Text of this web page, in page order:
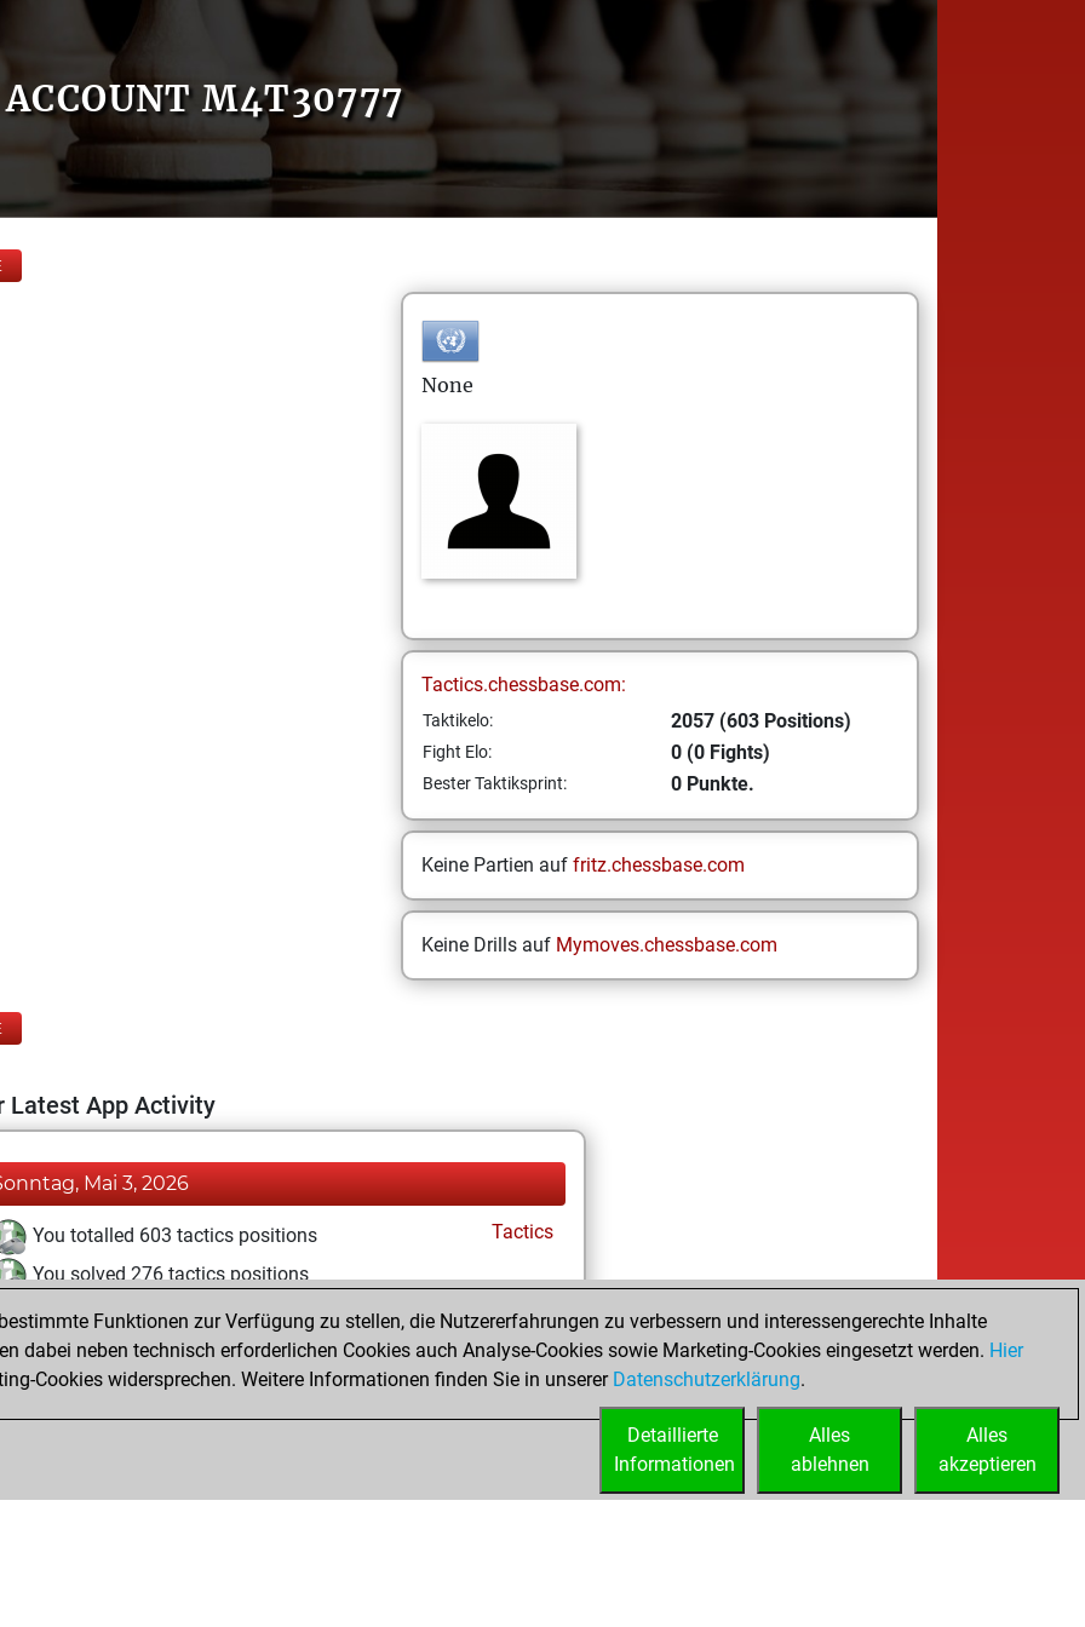
ACCOUNT M4T30777
None
Tactics.chessbase.com:
Taktikelo: 2057 (603 Positions)
Fight Elo: 0 (0 Fights)
Bester Taktiksprint: 0 Punkte.
Keine Partien auf fritz.chessbase.com
Keine Drills auf Mymoves.chessbase.com
Latest App Activity
Mai 3, 2026
You totalled 603 tactics positions
Tactics
You solved 276 tactics positions
You achieved an Elo of 2056 in tactics positions
Funktionen zur Verfügung zu stellen, die Nutzererfahrungen zu verbessern und interessengerechte Inhalte
dabei neben technisch erforderlichen Cookies auch Analyse-Cookies sowie Marketing-Cookies eingesetzt werden. Hier
Cookies widersprechen. Weitere Informationen finden Sie in unserer Datenschutzerklärung.
Alles
akzeptieren
Alles
ablehnen
Detaillierte
Informationen